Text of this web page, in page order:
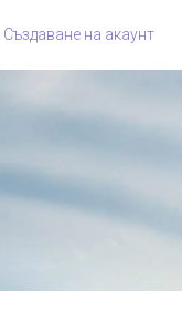
Създаване на акаунт